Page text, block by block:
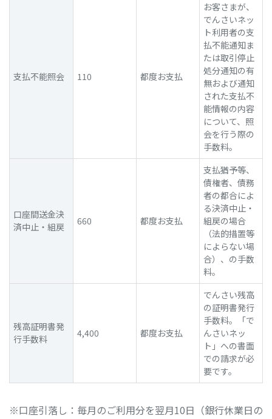
支払不能照会 110 都度お支払
お客さまが、
でんさいネッ
ト利用者の支
払不能通知ま
たは取引停止
処分通知の有
無および通知
された支払不
能情報の内容
について、照
会を行う際の
手数料。
口座間送金決
済中止・組戻
660 都度お支払
支払猶予等、
債権者、債務
者の都合によ
る決済中止・
組戻の場合
（法的措置等
によらない場
合）、の手数
料。
残高証明書発
行手数料
4,400 都度お支払
でんさい残高
の証明書発行
手数料。「で
んさいネッ
ト」への書面
での請求が必
要です。
口座引落し：毎月のご利用分を翌月10日（銀行休業日の